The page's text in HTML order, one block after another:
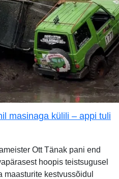
masinaga külili – appi tuli
Ott Tänak pani end
hoopis teistsugusel
maasturite kestvussõidul